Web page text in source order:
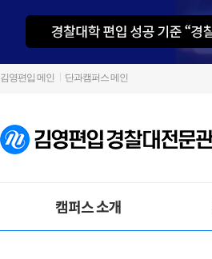
김영편입 메인 단과캠퍼스 메인
캠퍼스 소개